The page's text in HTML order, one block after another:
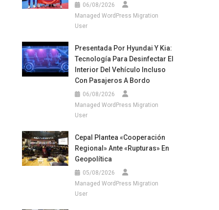
06/08/2026
Managed WordPress Migration
User
Presentada Por Hyundai Y Kia:
Tecnología Para Desinfectar El
Interior Del Vehículo Incluso
Con Pasajeros A Bordo
06/08/2026
Managed WordPress Migration
User
Cepal Plantea «cooperación
Regional» Ante «rupturas» En
Geopolítica
05/08/2026
Managed WordPress Migration
User